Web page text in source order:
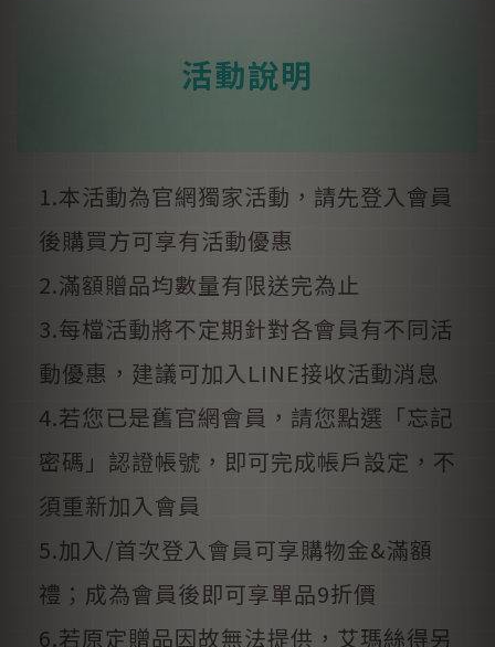
活動說明
1.本活動為官網獨家活動，請先登入會員
後購買方可享有活動優惠
2.滿額贈品均數量有限送完為止
3.每檔活動將不定期針對各會員有不同活
動優惠，建議可加入LINE接收活動消息
4.若您已是舊官網會員，請您點選「忘記
密碼」認證帳號，即可完成帳戶設定，不
須重新加入會員
5.加入/首次登入會員可享購物金&滿額
禮；成為會員後即可享單品9折價
6.若原定贈品因故無法提供，艾瑪絲得另